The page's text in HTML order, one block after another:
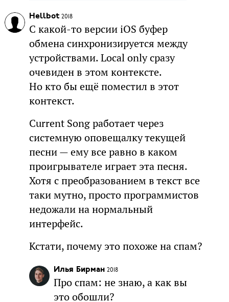
Hellbot 2018
С какой-то версии iOS буфер
обмена синхронизируется между
устройствами. Local only сразу
очевиден в этом контексте.
Но кто бы ещё поместил в этот
контекст.
Current Song работает через
системную оповещалку текущей
песни — ему все равно в каком
проигрывателе играет эта песня.
Хотя с преобразованием в текст все
таки мутно, просто программистов
недожали на нормальный
интерфейс.
Кстати, почему это похоже на спам?
Илья Бирман 2018
Про спам: не знаю, а как вы
это обошли?